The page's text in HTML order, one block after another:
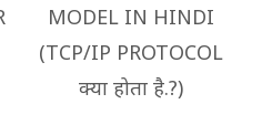
MODEL IN HINDI
(TCP/IP PROTOCOL
क्‍या होता है.?)